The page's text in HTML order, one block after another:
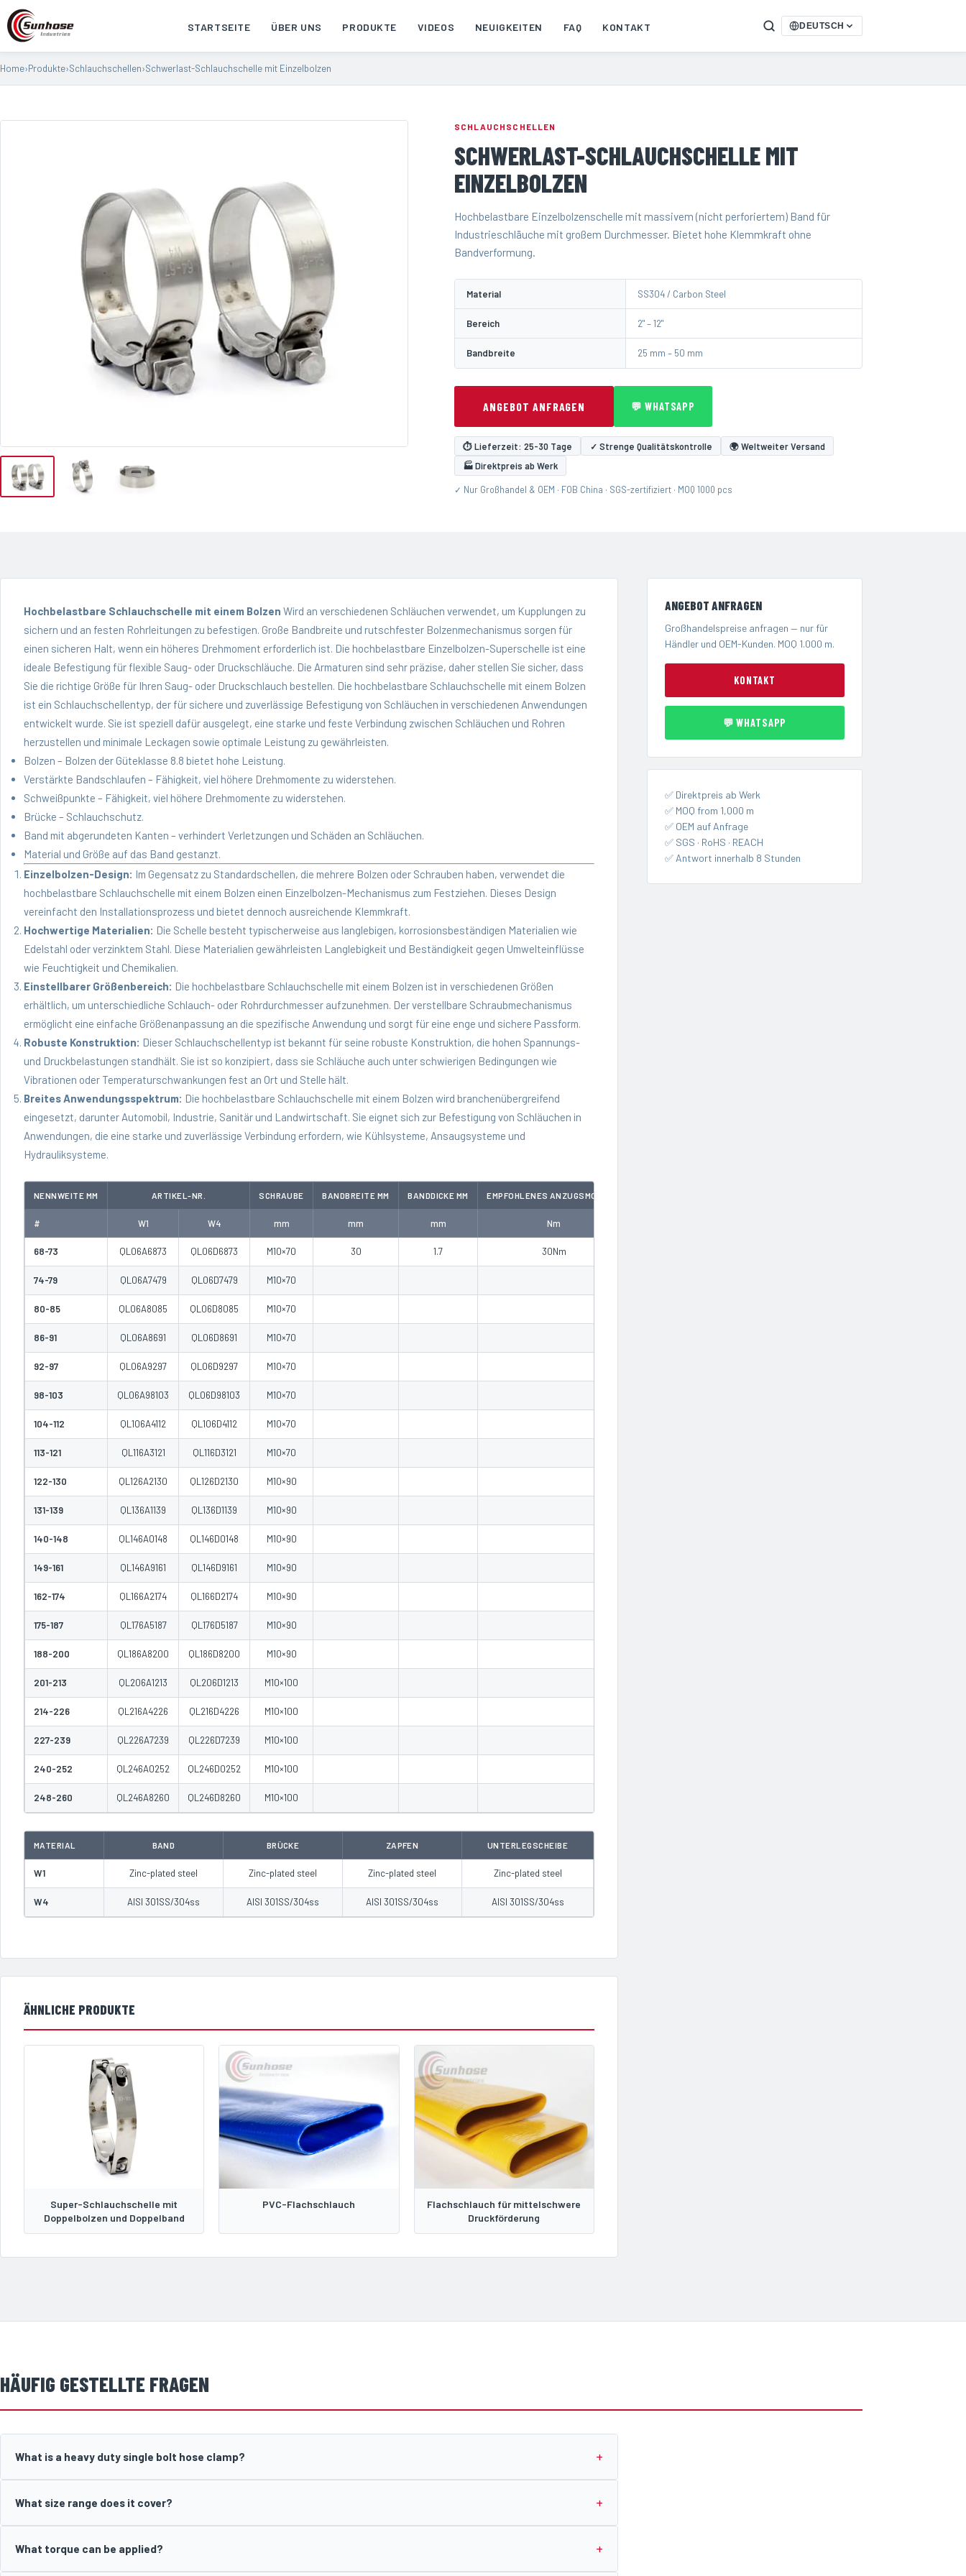
STARTSEITE ÜBER UNS PRODUKTE VIDEOS NEUIGKEITEN FAQ KONTAKT DEUTSCH
Home›Produkte›Schlauchschellen›Schwerlast-Schlauchschelle mit Einzelbolzen
SCHLAUCHSCHELLEN
SCHWERLAST-SCHLAUCHSCHELLE MIT
EINZELBOLZEN
Hochbelastbare Einzelbolzenschelle mit massivem (nicht perforiertem) Band für
Industrieschläuche mit großem Durchmesser. Bietet hohe Klemmkraft ohne
Bandverformung.
Material SS304 / Carbon Steel
Bereich 2" – 12"
Bandbreite 25 mm – 50 mm
ANGEBOT ANFRAGEN 💬 WHATSAPP
⏱ Lieferzeit: 25-30 Tage ✓ Strenge Qualitätskontrolle
🌍 Weltweiter Versand
🏭 Direktpreis ab Werk
✓ Nur Großhandel & OEM · FOB China · SGS-zertifiziert · MOQ 1000 pcs
Hochbelastbare Schlauchschelle mit einem Bolzen Wird an verschiedenen Schläuchen verwendet, um Kupplungen zu
sichern und an festen Rohrleitungen zu befestigen. Große Bandbreite und rutschfester Bolzenmechanismus sorgen für
einen sicheren Halt, wenn ein höheres Drehmoment erforderlich ist. Die hochbelastbare Einzelbolzen-Superschelle ist eine
ideale Befestigung für flexible Saug- oder Druckschläuche. Die Armaturen sind sehr präzise, daher stellen Sie sicher, dass
Sie die richtige Größe für Ihren Saug- oder Druckschlauch bestellen. Die hochbelastbare Schlauchschelle mit einem Bolzen
ist ein Schlauchschellentyp, der für sichere und zuverlässige Befestigung von Schläuchen in verschiedenen Anwendungen
entwickelt wurde. Sie ist speziell dafür ausgelegt, eine starke und feste Verbindung zwischen Schläuchen und Rohren
herzustellen und minimale Leckagen sowie optimale Leistung zu gewährleisten.
Bolzen – Bolzen der Güteklasse 8.8 bietet hohe Leistung.
Verstärkte Bandschlaufen – Fähigkeit, viel höhere Drehmomente zu widerstehen.
Schweißpunkte – Fähigkeit, viel höhere Drehmomente zu widerstehen.
Brücke – Schlauchschutz.
Band mit abgerundeten Kanten – verhindert Verletzungen und Schäden an Schläuchen.
Material und Größe auf das Band gestanzt.
Einzelbolzen-Design: Im Gegensatz zu Standardschellen, die mehrere Bolzen oder Schrauben haben, verwendet die
hochbelastbare Schlauchschelle mit einem Bolzen einen Einzelbolzen-Mechanismus zum Festziehen. Dieses Design
vereinfacht den Installationsprozess und bietet dennoch ausreichende Klemmkraft.
Hochwertige Materialien: Die Schelle besteht typischerweise aus langlebigen, korrosionsbeständigen Materialien wie
Edelstahl oder verzinktem Stahl. Diese Materialien gewährleisten Langlebigkeit und Beständigkeit gegen Umwelteinflüsse
wie Feuchtigkeit und Chemikalien.
Einstellbarer Größenbereich: Die hochbelastbare Schlauchschelle mit einem Bolzen ist in verschiedenen Größen
erhältlich, um unterschiedliche Schlauch- oder Rohrdurchmesser aufzunehmen. Der verstellbare Schraubmechanismus
ermöglicht eine einfache Größenanpassung an die spezifische Anwendung und sorgt für eine enge und sichere Passform.
Robuste Konstruktion: Dieser Schlauchschellentyp ist bekannt für seine robuste Konstruktion, die hohen Spannungs-
und Druckbelastungen standhält. Sie ist so konzipiert, dass sie Schläuche auch unter schwierigen Bedingungen wie
Vibrationen oder Temperaturschwankungen fest an Ort und Stelle hält.
Breites Anwendungsspektrum: Die hochbelastbare Schlauchschelle mit einem Bolzen wird branchenübergreifend
eingesetzt, darunter Automobil, Industrie, Sanitär und Landwirtschaft. Sie eignet sich zur Befestigung von Schläuchen in
Anwendungen, die eine starke und zuverlässige Verbindung erfordern, wie Kühlsysteme, Ansaugsysteme und
Hydrauliksysteme.
NENNWEITE MM ARTIKEL-NR. SCHRAUBE BANDBREITE MM BANDDICKE MM EMPFOHLENES ANZUGSMOMENT
# W1 W4 mm mm mm Nm
68-73 QL06A6873 QL06D6873 M10×70 30 1.7 30Nm
74-79 QL06A7479 QL06D7479 M10×70
80-85 QL06A8085 QL06D8085 M10×70
86-91 QL06A8691 QL06D8691 M10×70
92-97 QL06A9297 QL06D9297 M10×70
98-103 QL06A98103 QL06D98103 M10×70
104-112 QL106A4112 QL106D4112 M10×70
113-121 QL116A3121 QL116D3121 M10×70
122-130 QL126A2130 QL126D2130 M10×90
131-139 QL136A1139 QL136D1139 M10×90
140-148 QL146A0148 QL146D0148 M10×90
149-161 QL146A9161 QL146D9161 M10×90
162-174 QL166A2174 QL166D2174 M10×90
175-187 QL176A5187 QL176D5187 M10×90
188-200 QL186A8200 QL186D8200 M10×90
201-213 QL206A1213 QL206D1213 M10×100
214-226 QL216A4226 QL216D4226 M10×100
227-239 QL226A7239 QL226D7239 M10×100
240-252 QL246A0252 QL246D0252 M10×100
248-260 QL246A8260 QL246D8260 M10×100
MATERIAL BAND BRÜCKE ZAPFEN UNTERLEGSCHEIBE
W1 Zinc-plated steel Zinc-plated steel Zinc-plated steel Zinc-plated steel
W4 AISI 301SS/304ss AISI 301SS/304ss AISI 301SS/304ss AISI 301SS/304ss
ÄHNLICHE PRODUKTE
Super-Schlauchschelle mit
Doppelbolzen und Doppelband
PVC-Flachschlauch
Flachschlauch für mittelschwere
Druckförderung
ANGEBOT ANFRAGEN
Großhandelspreise anfragen — nur für
Händler und OEM-Kunden. MOQ 1.000 m.
KONTAKT
💬 WHATSAPP
✅ Direktpreis ab Werk
✅ MOQ from 1,000 m
✅ OEM auf Anfrage
✅ SGS · RoHS · REACH
✅ Antwort innerhalb 8 Stunden
HÄUFIG GESTELLTE FRAGEN
What is a heavy duty single bolt hose clamp?
What size range does it cover?
What torque can be applied?